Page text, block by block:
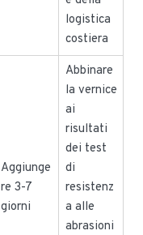
logistica
costiera
Aggiunge
re 3-7
giorni
Abbinare
la vernice
ai
risultati
dei test
di
resistenz
a alle
abrasioni